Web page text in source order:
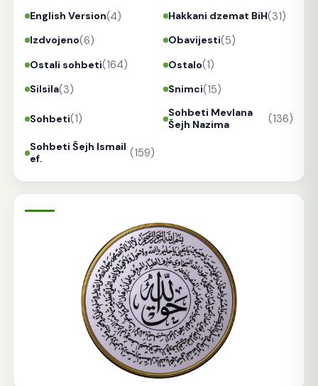
English Version(4) Hakkani dzemat BiH(31)
Izdvojeno(6) Obavijesti(5)
Ostali sohbeti(164) Ostalo(1)
Silsila(3) Snimci(15)
Sohbeti(1)
Sohbeti Mevlana
Šejh Nazima
(136)
Sohbeti Šejh Ismail
ef.
(159)